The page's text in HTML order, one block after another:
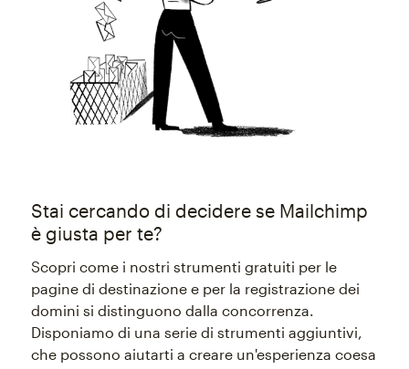
Stai cercando di decidere se Mailchimp
è giusta per te?
Scopri come i nostri strumenti gratuiti per le
pagine di destinazione e per la registrazione dei
domini si distinguono dalla concorrenza.
Disponiamo di una serie di strumenti aggiuntivi,
che possono aiutarti a creare un'esperienza coesa